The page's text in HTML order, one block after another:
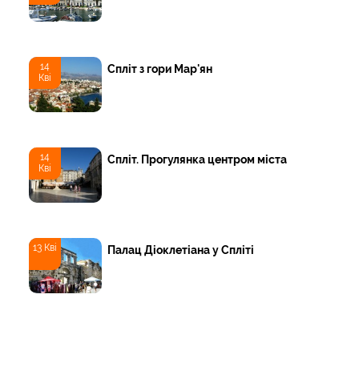
14
Кві
Спліт з гори Мар'ян
14
Кві
Спліт. Прогулянка центром міста
13 Кві Палац Діоклетіана у Спліті